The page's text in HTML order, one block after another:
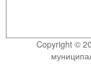
Copyright ©